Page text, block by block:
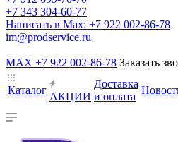
+7 343 304-60-77
Написать в Max: +7 922 002-86-78
im@prodservice.ru
MAX +7 922 002-86-78 Заказать
Каталог
АКЦИИ
Доставка
и оплата